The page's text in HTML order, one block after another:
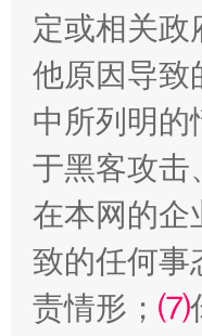
全民健身五年计
定或相关政
他原因导致
中所列明的
于黑客攻击
在本网的企
致的任何事
责情形； ⑺